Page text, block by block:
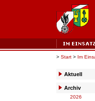
> Start > Im
Aktuell
Archiv
2026